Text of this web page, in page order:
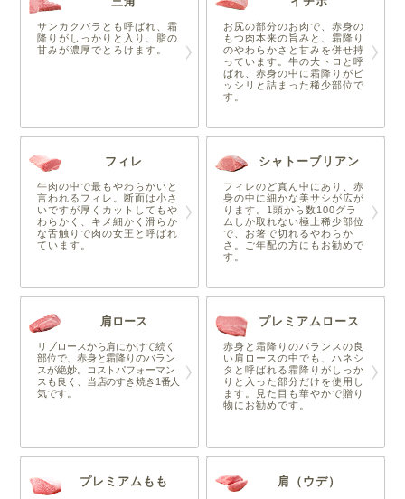
サンカクバラとも呼ばれ、霜
降りがしっかりと入り、脂の
甘みが濃厚でとろけます。
お尻の部分のお肉で、赤身の
もつ肉本来の旨みと、霜降り
のやわらかさと甘みを併せ持
っています。牛の大トロと呼
ばれ、赤身の中に霜降りがビ
ッシリと詰まった稀少部位で
す。
フィレ
牛肉の中で最もやわらかいと
言われるフィレ。断面は小さ
いですが厚くカットしてもや
わらかく、キメ細かく滑らか
な舌触りで肉の女王と呼ばれ
ています。
シャトーブリアン
フィレのど真ん中にあり、赤
身の中に細かな美サシが広が
ります。1頭から数100グラ
ムしか取れない極上稀少部位
で、お箸で切れるやわらか
さ。ご年配の方にもお勧めで
す。
肩ロース
リブロースから肩にかけて続く
部位で、赤身と霜降りのバラン
スが絶妙。コストパフォーマン
スも良く、当店のすき焼き1番人
気です。
プレミアムロース
赤身と霜降りのバランスの良
い肩ロースの中でも、ハネシ
タと呼ばれる霜降りがしっか
りと入った部分だけを使用し
ます。見た目も華やかで贈り
物にお勧めです。
プレミアムもも 肩（ウデ）